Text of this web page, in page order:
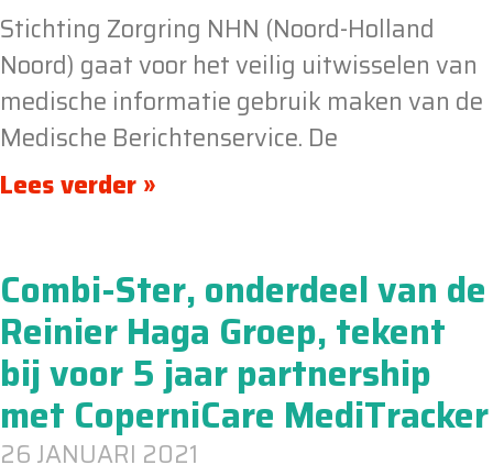
Stichting Zorgring NHN (Noord-Holland
Noord) gaat voor het veilig uitwisselen van
medische informatie gebruik maken van de
Medische Berichtenservice. De
Lees verder »
Combi-Ster, onderdeel van de
Reinier Haga Groep, tekent
bij voor 5 jaar partnership
met CoperniCare MediTracker
26 JANUARI 2021